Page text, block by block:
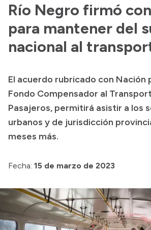
Archivo de noticias
Transparencia
Boletín Oficial
Compras y licitaciones
Consulta de expedientes
Consulta de pago a proveedores
Intranet
Login
Río Negro firmó
para mantener del
nacional al
El acuerdo rubricado con Nación
Fondo Compensador al
Pasajeros, permitirá asistir a los
urbanos y de jurisdicción
meses más.
Fecha: 15 de marzo de 2023